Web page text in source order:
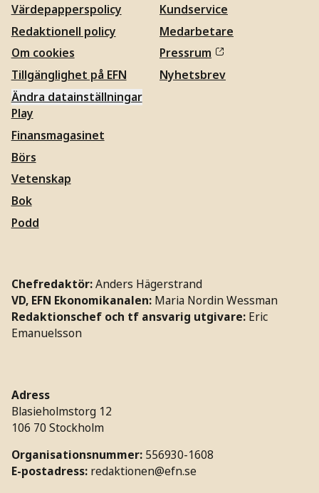
Värdepapperspolicy
Redaktionell policy
Om cookies
Tillgänglighet på EFN
Ändra datainställningar
Kundservice
Medarbetare
Pressrum
Nyhetsbrev
Play
Finansmagasinet
Börs
Vetenskap
Bok
Podd
Chefredaktör:Anders Hägerstrand
VD, EFN Ekonomikanalen: Maria Nordin Wessman
Redaktionschef och tf ansvarig utgivare: Eric
Emanuelsson
Adress
Blasieholmstorg 12
106 70 Stockholm
Organisationsnummer: 556930-1608
E-postadress: redaktionen@efn.se